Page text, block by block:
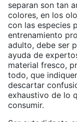
separan son tan
colores, en los
con las especies
entrenamiento
adulto, debe ser
ayuda de
material fresco,
todo, que
descartar
exhaustivo de lo
consumir.